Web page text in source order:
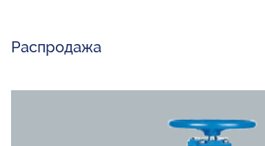
Распродажа